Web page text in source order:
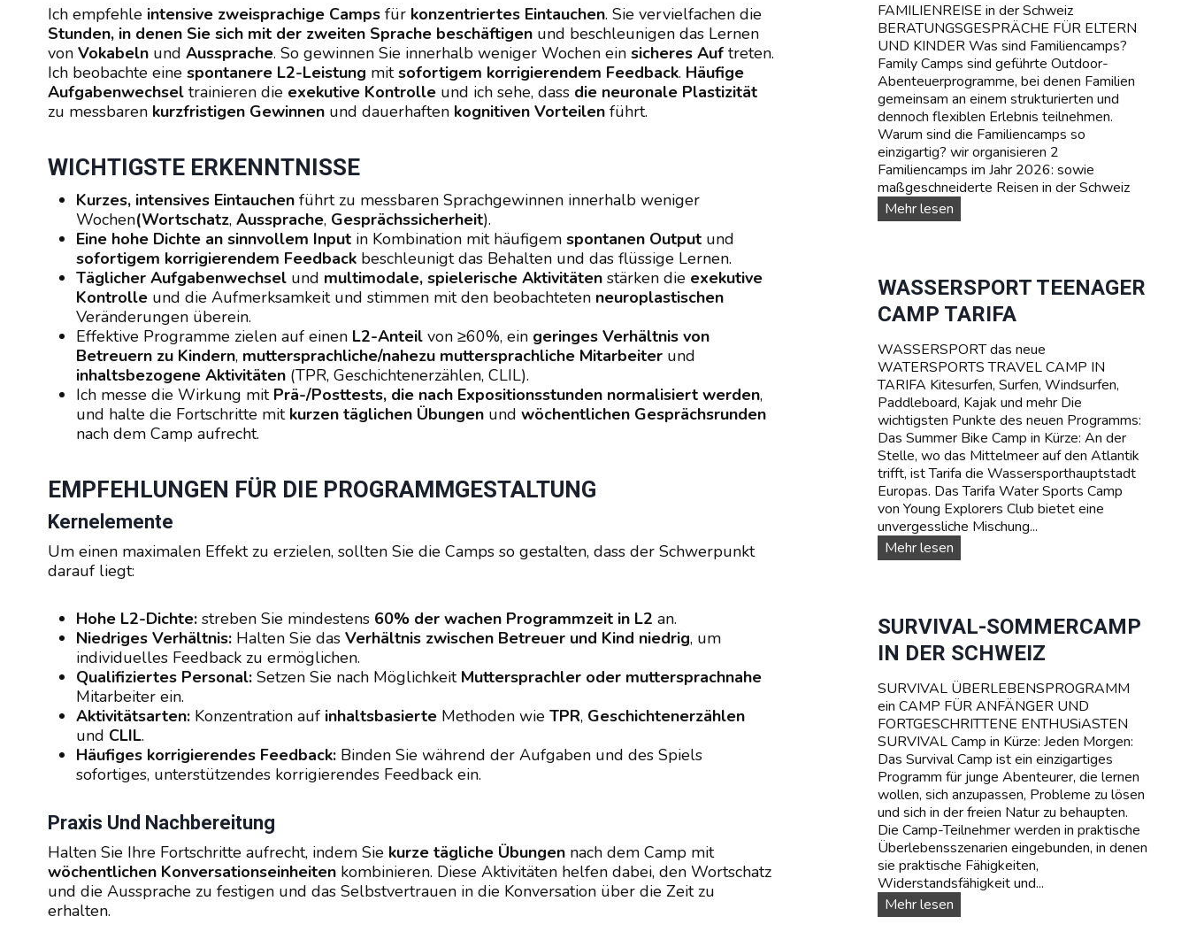
Ich empfehle intensive zweisprachige Camps für konzentriertes Eintauchen. Sie vervielfachen die
Stunden, in denen Sie sich mit der zweiten Sprache beschäftigen und beschleunigen das Lernen
von Vokabeln und Aussprache. So gewinnen Sie innerhalb weniger Wochen ein sicheres Auf treten.
Ich beobachte eine spontanere L2-Leistung mitsofortigem korrigierendem Feedback. Häufige
Aufgabenwechsel trainieren die exekutive Kontrolle und ich sehe, dass die neuronale Plastizität
zu messbaren kurzfristigen Gewinnen und dauerhaften kognitiven Vorteilen führt.
WICHTIGSTE ERKENNTNISSE
Kurzes, intensives Eintauchen führt zu messbaren Sprachgewinnen innerhalb weniger
Wochen(Wortschatz, Aussprache, Gesprächssicherheit).
Eine hohe Dichte an sinnvollem Input in Kombination mit häufigem spontanen Output und
sofortigem korrigierendem Feedback beschleunigt das Behalten und das flüssige Lernen.
Täglicher Aufgabenwechsel und multimodale, spielerische Aktivitäten stärken die exekutive
Kontrolle und die Aufmerksamkeit und stimmen mit den beobachteten neuroplastischen
Veränderungen überein.
Effektive Programme zielen auf einen L2-Anteil von ≥60%, ein geringes Verhältnis von
Betreuern zu Kindern, muttersprachliche/nahezu muttersprachliche Mitarbeiter und
inhaltsbezogene Aktivitäten (TPR, Geschichtenerzählen, CLIL).
Ich messe die Wirkung mit Prä-/Posttests, die nach Expositionsstunden normalisiert werden,
und halte die Fortschritte mit kurzen täglichen Übungen und wöchentlichen Gesprächsrunden
nach dem Camp aufrecht.
EMPFEHLUNGEN FÜR DIE PROGRAMMGESTALTUNG
Kernelemente
Um einen maximalen Effekt zu erzielen, sollten Sie die Camps so gestalten, dass der Schwerpunkt
darauf liegt:
Hohe L2-Dichte: streben Sie mindestens 60% der wachen Programmzeit in L2 an.
Niedriges Verhältnis: Halten Sie das Verhältnis zwischen Betreuer und Kind niedrig, um
individuelles Feedback zu ermöglichen.
Qualifiziertes Personal: Setzen Sie nach Möglichkeit Muttersprachler oder muttersprachnahe
Mitarbeiter ein.
Aktivitätsarten: Konzentration auf inhaltsbasierte Methoden wie TPR, Geschichtenerzählen
und CLIL.
Häufiges korrigierendes Feedback: Binden Sie während der Aufgaben und des Spiels
sofortiges, unterstützendes korrigierendes Feedback ein.
Praxis Und Nachbereitung
Halten Sie Ihre Fortschritte aufrecht, indem Sie kurze tägliche Übungen nach dem Camp mit
wöchentlichen Konversationseinheiten kombinieren. Diese Aktivitäten helfen dabei, den Wortschatz
und die Aussprache zu festigen und das Selbstvertrauen in die Konversation über die Zeit zu
erhalten.
FAMILIENREISE in der Schweiz
BERATUNGSGESPRÄCHE FÜR ELTERN
UND KINDER Was sind Familiencamps?
Family Camps sind geführte Outdoor-
Abenteuerprogramme, bei denen Familien
gemeinsam an einem strukturierten und
dennoch flexiblen Erlebnis teilnehmen.
Warum sind die Familiencamps so
einzigartig? wir organisieren 2
Familiencamps im Jahr 2026: sowie
maßgeschneiderte Reisen in der Schweiz
Mehr lesenF
A
L
I
E
-
C
a
m
p
s
WASSERSPORT TEENAGER
CAMP TARIFA
WASSERSPORT das neue
WATERSPORTS TRAVEL CAMP IN
TARIFA Kitesurfen, Surfen, Windsurfen,
Paddleboard, Kajak und mehr Die
wichtigsten Punkte des neuen Programms:
Das Summer Bike Camp in Kürze: An der
Stelle, wo das Mittelmeer auf den Atlantik
trifft, ist Tarifa die Wassersporthauptstadt
Europas. Das Tarifa Water Sports Camp
von Young Explorers Club bietet eine
unvergessliche Mischung...
Mehr lesenW
A
E
R
S
O
R
T
T
E
E
N
A
G
E
R
C
A
M
SURVIVAL-SOMMERCAMP
IN DER SCHWEIZ
SURVIVAL ÜBERLEBENSPROGRAMM
ein CAMP FÜR ANFÄNGER UND
FORTGESCHRITTENE ENTHUSiASTEN
SURVIVAL Camp in Kürze: Jeden Morgen:
Das Survival Camp ist ein einzigartiges
Programm für junge Abenteurer, die lernen
wollen, sich anzupassen, Probleme zu lösen
und sich in der freien Natur zu behaupten.
Die Camp-Teilnehmer werden in praktische
Überlebensszenarien eingebunden, in denen
sie praktische Fähigkeiten,
Widerstandsfähigkeit und...
Mehr lesenS
U